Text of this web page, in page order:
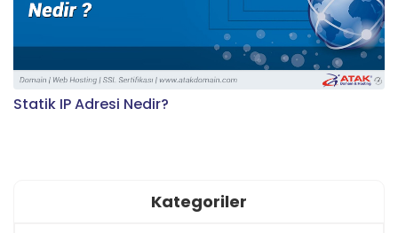
Statik IP Adresi Nedir?
Kategoriler